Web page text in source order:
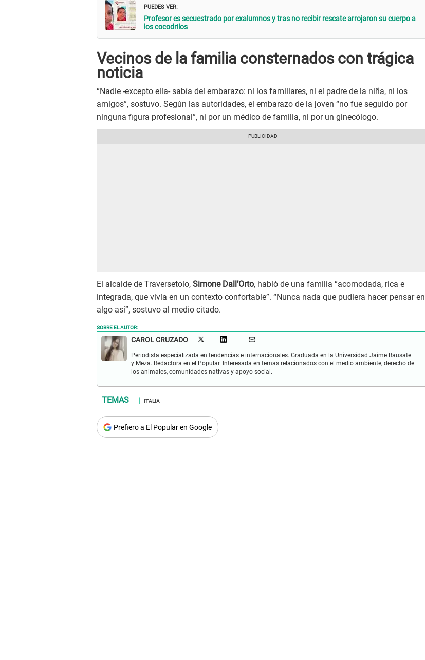
PUEDES VER:
Profesor es secuestrado por exalumnos y tras no recibir rescate arrojaron su cuerpo a
los cocodrilos
Vecinos de la familia consternados con trágica
noticia
“Nadie -excepto ella- sabía del embarazo: ni los familiares, ni el padre de la niña, ni los
amigos”, sostuvo. Según las autoridades, el embarazo de la joven “no fue seguido por
ninguna figura profesional”, ni por un médico de familia, ni por un ginecólogo.
El alcalde de Traversetolo, Simone Dall’Orto, habló de una familia “acomodada, rica e
integrada, que vivía en un contexto confortable”. “Nunca nada que pudiera hacer pensar en
algo así”, sostuvo al medio citado.
SOBRE EL AUTOR:
CAROL CRUZADO
Periodista especializada en tendencias e internacionales. Graduada en la Universidad Jaime Bausate
y Meza. Redactora en el Popular. Interesada en temas relacionados con el medio ambiente, derecho de
los animales, comunidades nativas y apoyo social.
ITALIA
Prefiero a El Popular en Google